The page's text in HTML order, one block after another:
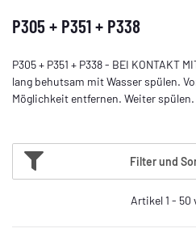
P305 + P351 + P338
P305 + P351 + P338 - BEI KONTAKT
lang behutsam mit Wasser spülen.
Möglichkeit entfernen. Weiter spülen.
Filter und
Artikel 1 - 50